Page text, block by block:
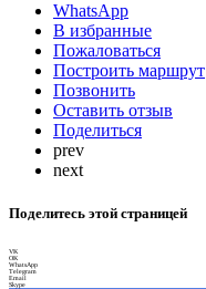
WhatsApp
В избранные
Пожаловаться
Построить маршрут
Позвонить
Оставить отзыв
Поделиться
prev
next
Поделитесь этой страницей
VK
OK
WhatsApp
Telegram
Email
Skype